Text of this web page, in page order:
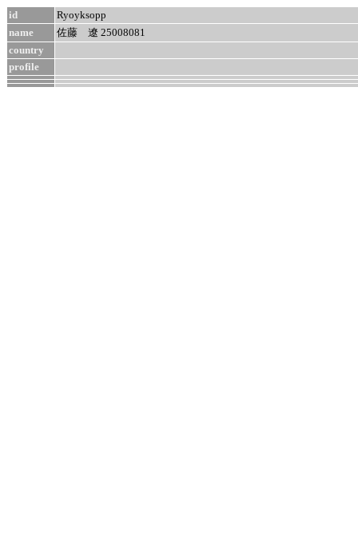
id
Ryoyksopp
name
佐藤 遼 25008081
country
profile